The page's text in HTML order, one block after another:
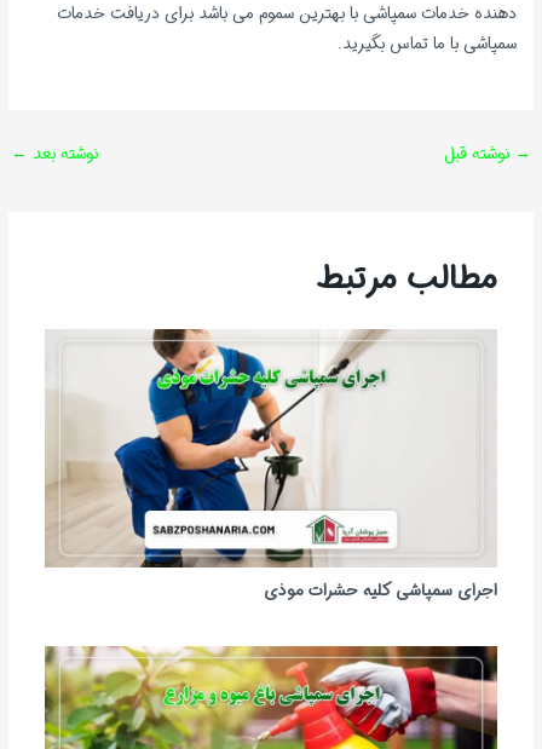
دهنده خدمات سمپاشی با بهترین سموم می باشد برای دریافت خدمات
سمپاشی با ما تماس بگیرید.
→ نوشته قبل نوشته بعد ←
مطالب مرتبط
اجرای سمپاشی کلیه حشرات موذی